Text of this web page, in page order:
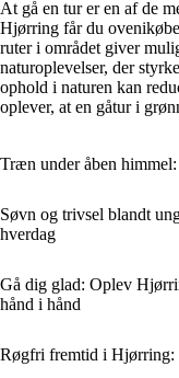
At gå en tur er en af de
Hjørring får du
ruter i området giver
naturoplevelser, der
ophold i naturen kan
oplever, at en gåtur i
Træn under åben
Søvn og trivsel blandt
hverdag
Gå dig glad: Oplev
hånd i hånd
Røgfri fremtid i Hjørring: